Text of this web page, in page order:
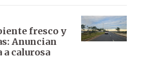
fresco y
Anuncian
a calurosa